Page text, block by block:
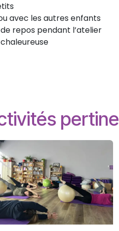
avec les autres enfants
repos pendant l’atelier